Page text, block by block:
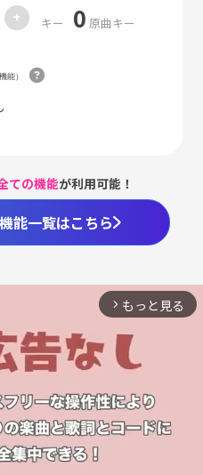
+ キー 0 原曲キー
能）
ての機能が利用可能！
能一覧はこちら
arrow_forward_ios もっと見る